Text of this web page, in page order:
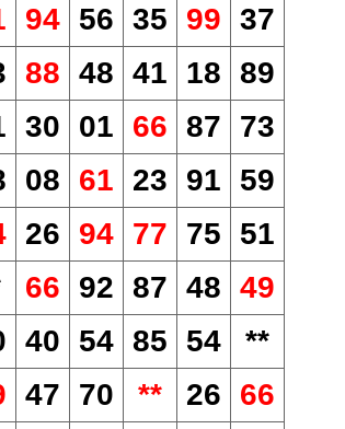
94 56 35 99 37
88 48 41 18
89
30 01 66 87
73
08 61 23 91
59
26 94 77 75
51
66 92 87 48 49
40 54 85 54
**
47 70 ** 26
66